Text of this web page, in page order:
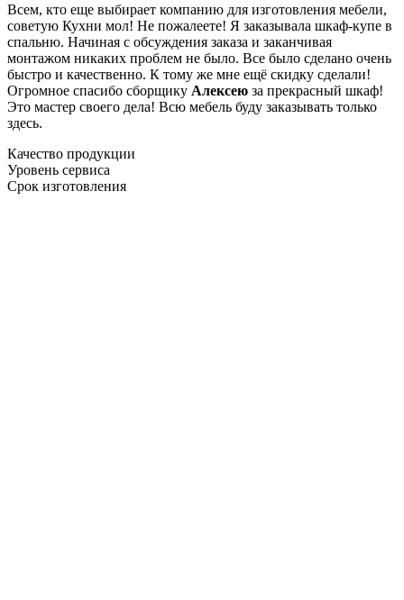
Всем, кто еще выбирает компанию для изготовления мебели,
советую Кухни мол! Не пожалеете! Я заказывала шкаф-купе в
спальню. Начиная с обсуждения заказа и заканчивая
монтажом никаких проблем не было. Все было сделано очень
быстро и качественно. К тому же мне ещё скидку сделали!
Огромное спасибо сборщику Алексею за прекрасный шкаф!
Это мастер своего дела! Всю мебель буду заказывать только
здесь.
Качество продукции
Уровень сервиса
Срок изготовления